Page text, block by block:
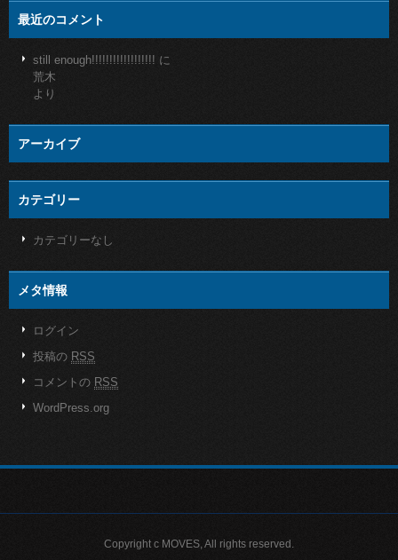
最近のコメント
still enough!!!!!!!!!!!!!!!!!! に
荒木
より
アーカイブ
カテゴリー
カテゴリーなし
メタ情報
ログイン
投稿の RSS
コメントの RSS
WordPress.org
Copyright c MOVES, All rights reserved.